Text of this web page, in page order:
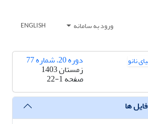
ورود به سامانه ENGLISH
دوره 20، شماره 77
زمستان 1403
صفحه22-1
فایل ها